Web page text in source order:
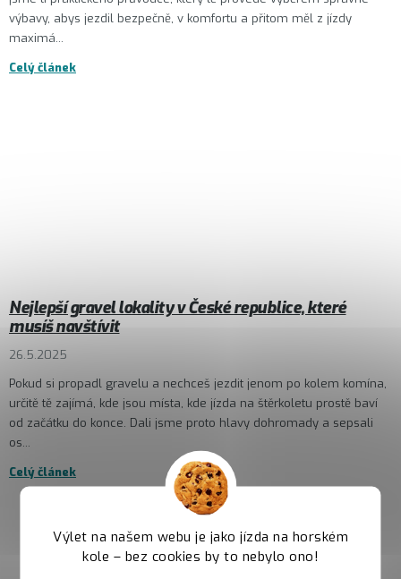
Výlet na našem webu je jako jízda na horském
kole – bez cookies by to nebylo ono!
výbavy, abys jezdil bezpečně, v komfortu a přitom měl z jízdy
maximá...
Celý článek
Nejlepší gravel lokality v České republice, které
musíš navštívit
26.5.2025
Pokud si propadl gravelu a nechceš jezdit jenom po kolem komína,
určitě tě zajímá, kde jsou místa, kde jízda na štěrkoletu prostě baví
od začátku do konce. Dali jsme proto hlavy dohromady a sepsali
os...
Celý článek